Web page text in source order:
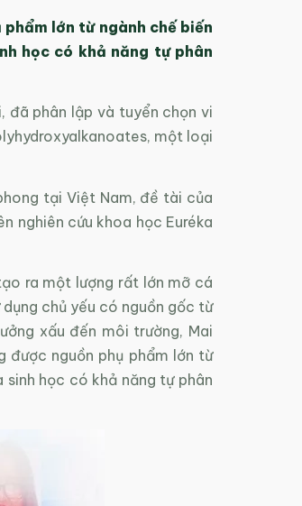
lớn từ ngành chế biến
học có khả năng tự phân
đã phân lập và tuyển chọn vi
một loại
tại Việt Nam, đề tài của
nghiên cứu khoa học Euréka
ra một lượng rất lớn mỡ cá
chủ yếu có nguồn gốc từ
xấu đến môi trường, Mai
được nguồn phụ phẩm lớn từ
học có khả năng tự phân